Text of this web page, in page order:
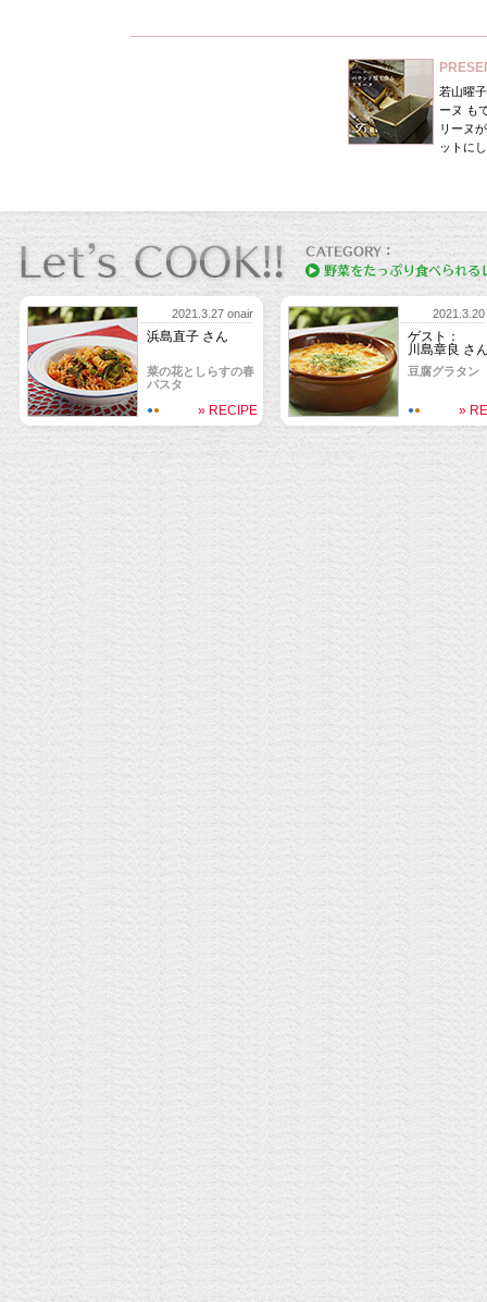
若山曜
ーヌ も
リーヌ
ットに
2021.3.27 onair
浜島直子 さん
菜の花としらすの春
パスタ
●● » RECIPE
ゲスト：
川島章良 さ
豆腐グラタン
●● »